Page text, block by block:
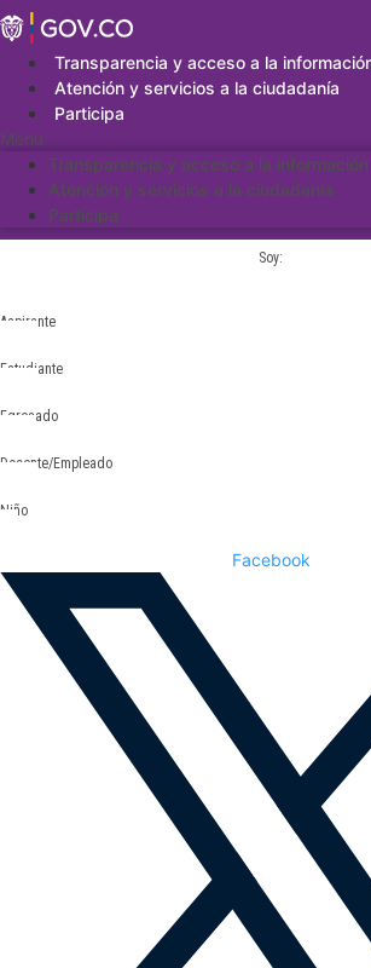
Saltar
al
contenidoTransparencia y acceso a la
Atención y servicios a la ciudadanía
Participa
Menu
Transparencia y acceso a la
Atención y servicios a la ciudadanía
Participa
Soy:
Aspirante
Estudiante
Egresado
Docente/Empleado
Niño
Facebook